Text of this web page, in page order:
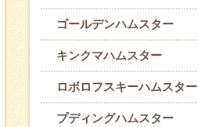
ゴールデンハムスター
キンクマハムスター
ロボロフスキーハムスター
プディングハムスター